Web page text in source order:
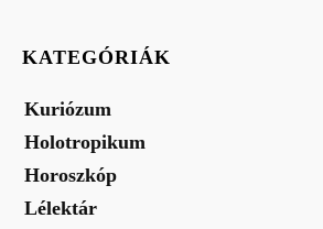
KATEGÓRIÁK
Kuriózum
Holotropikum
Horoszkóp
Lélektár